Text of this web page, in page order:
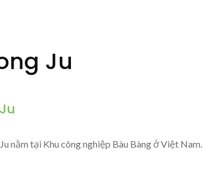
Ju
nằm tại Khu công nghiệp Bàu Bàng ở Việt